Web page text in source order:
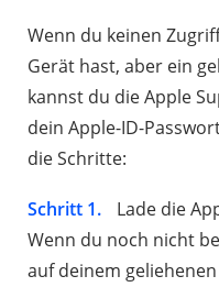
Wenn du keinen
Gerät hast, aber ein
kannst du die Apple
dein Apple-ID-
die Schritte:
Schritt 1.
Lade die
Wenn du noch nicht
auf deinem